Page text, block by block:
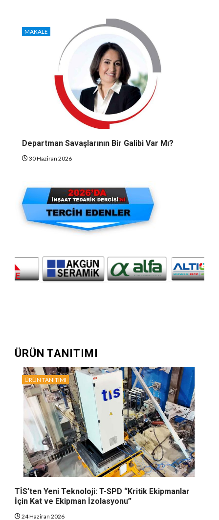
MAKALE
Departman Savaşlarının Bir Galibi Var Mı?
30 Haziran 2026
ÜRÜN TANITIMI
ÜRÜN TANITIMI
TİS’ten Yeni Teknoloji: T-SPD “Kritik Ekipmanlar
İçin Kat ve Ekipman İzolasyonu”
24 Haziran 2026